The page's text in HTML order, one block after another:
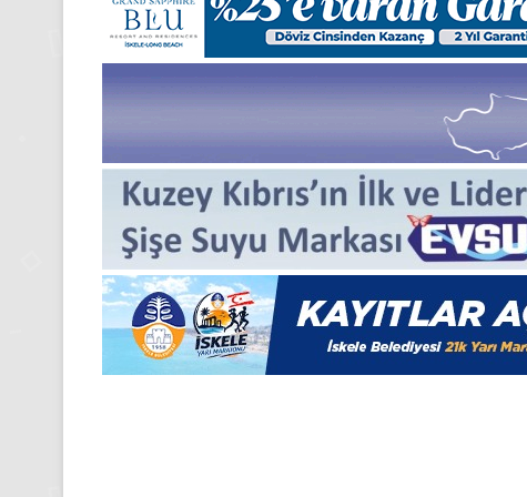
24
Gıynık
24 Kasım 2025
24 Kasım Pazartesi 2025, Gıynık
Medya manşetleri